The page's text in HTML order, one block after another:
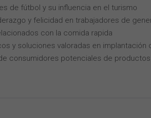
de fútbol y su influencia en el turismo
y felicidad en trabajadores de
con la comida rapida
y soluciones valoradas en implantación
consumidores potenciales de productos